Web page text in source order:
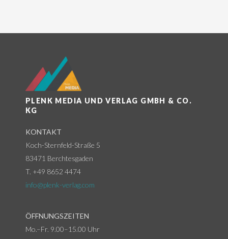
PLENK MEDIA UND VERLAG GMBH & CO.
KG
KONTAKT
Koch-Sternfeld-Straße 5
83471 Berchtesgaden
T. +49 8652 4474
info@plenk-verlag.com
ÖFFNUNGSZEITEN
Mo.–Fr. 9.00–15.00 Uhr